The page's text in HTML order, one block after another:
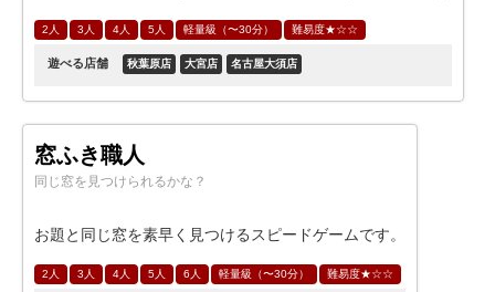
2人 3人 4人 5人 軽量級（〜30分） 難易度★☆☆
遊べる店舗 秋葉原店 大宮店 名古屋大須店
窓ふき職人
同じ窓を見つけられるかな？
お題と同じ窓を素早く見つけるスピードゲームです。
2人 3人 4人 5人 6人 軽量級（〜30分） 難易度★☆☆